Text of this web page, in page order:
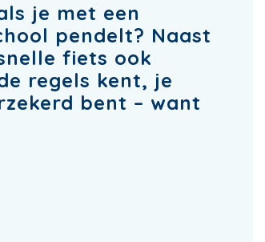
je met een
pendelt? Naast
fiets ook
regels kent, je
bent – want